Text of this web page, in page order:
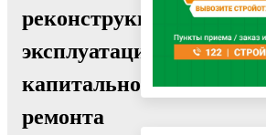
реконструкции,
эксплуатации,
капитального
ремонта